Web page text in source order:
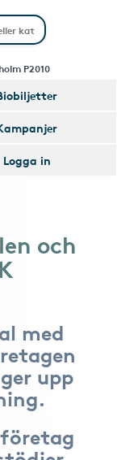
P2010
Logga in
och
med
upp